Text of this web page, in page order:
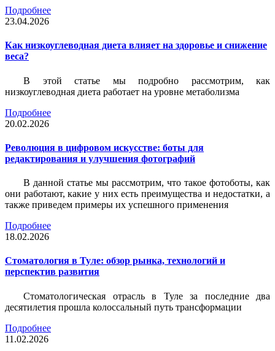
Подробнее
23.04.2026
Как низкоуглеводная диета влияет на здоровье и снижение
веса?
В этой статье мы подробно рассмотрим, как
низкоуглеводная диета работает на уровне метаболизма
Подробнее
20.02.2026
Революция в цифровом искусстве: боты для
редактирования и улучшения фотографий
В данной статье мы рассмотрим, что такое фотоботы, как
они работают, какие у них есть преимущества и недостатки, а
также приведем примеры их успешного применения
Подробнее
18.02.2026
Стоматология в Туле: обзор рынка, технологий и
перспектив развития
Стоматологическая отрасль в Туле за последние два
десятилетия прошла колоссальный путь трансформации
Подробнее
11.02.2026